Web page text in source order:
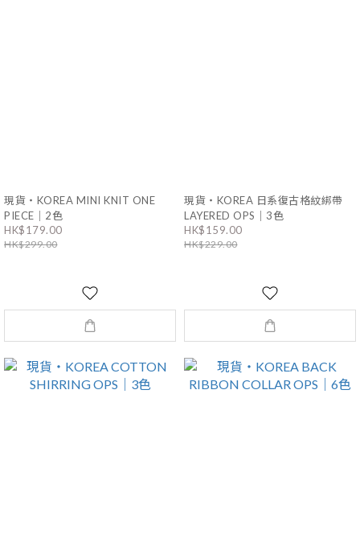
現貨・KOREA MINI KNIT ONE
PIECE｜2色
HK$179.00
HK$299.00
現貨・KOREA 日系復古格紋綁帶
LAYERED OPS｜3色
HK$159.00
HK$229.00